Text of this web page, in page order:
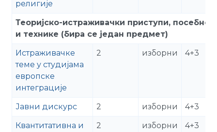
религије
Теоријско-истраживачки приступи, посебне
и технике (бира се један предмет)
Истраживачке
теме у студијама
европске
интеграције
2 изборни 4+3
Јавни дискурс 2 изборни 4+3
Квантитативна и
2 изборни 4+3